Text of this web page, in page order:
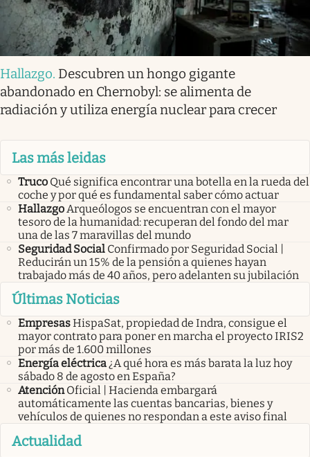
Hallazgo. Descubren un hongo gigante
abandonado en Chernobyl: se alimenta de
radiación y utiliza energía nuclear para crecer
Las más leidas
Truco Qué significa encontrar una botella en la rueda del
coche y por qué es fundamental saber cómo actuar
HallazgoArqueólogos se encuentran con el mayor
tesoro de la humanidad: recuperan del fondo del mar
una de las 7 maravillas del mundo
Seguridad Social Confirmado por Seguridad Social |
Reducirán un 15% de la pensión a quienes hayan
trabajado más de 40 años, pero adelanten su jubilación
Últimas Noticias
EmpresasHispaSat, propiedad de Indra, consigue el
mayor contrato para poner en marcha el proyecto IRIS2
por más de 1.600 millones
Energía eléctrica¿A qué hora es más barata la luz hoy
sábado 8 de agosto en España?
Atención Oficial | Hacienda embargará
automáticamente las cuentas bancarias, bienes y
vehículos de quienes no respondan a este aviso final
Actualidad